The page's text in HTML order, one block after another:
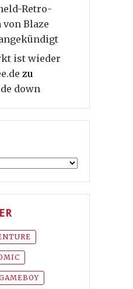
Retro-
von Blaze
ist wieder
zu
down